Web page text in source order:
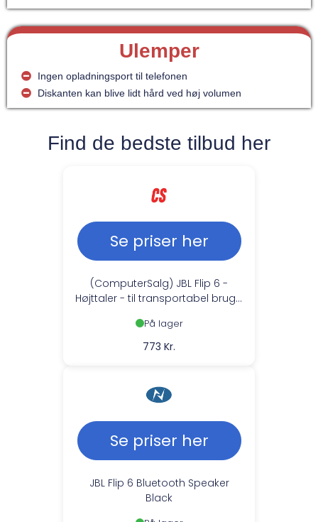
Ulemper
Ingen opladningsport til telefonen
Diskanten kan blive lidt hård ved høj volumen
Find de bedste tilbud her
Se priser her
(ComputerSalg) JBL Flip 6 -
Højttaler - til transportabel brug -
midnat sort
På lager
773 Kr.
Se priser her
JBL Flip 6 Bluetooth Speaker
Black